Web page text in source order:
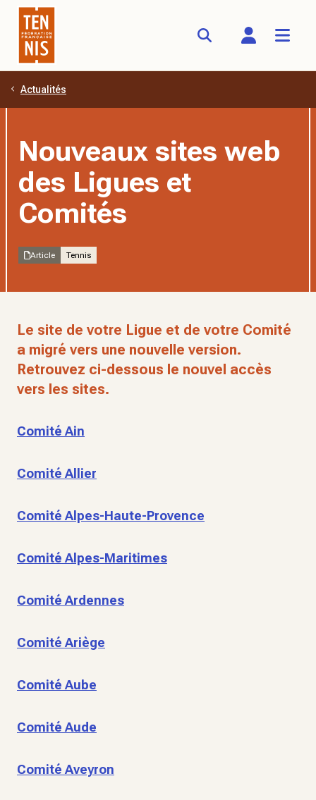
Aller au contenu principal
Actualités
Nouveaux sites web
des Ligues et
Comités
Article Tennis
Le site de votre Ligue et de votre Comité
a migré vers une nouvelle version.
Retrouvez ci-dessous le nouvel accès
vers les sites.
Comité Ain
Comité Allier
Comité Alpes-Haute-Provence
Comité Alpes-Maritimes
Comité Ardennes
Comité Ariège
Comité Aube
Comité Aude
Comité Aveyron